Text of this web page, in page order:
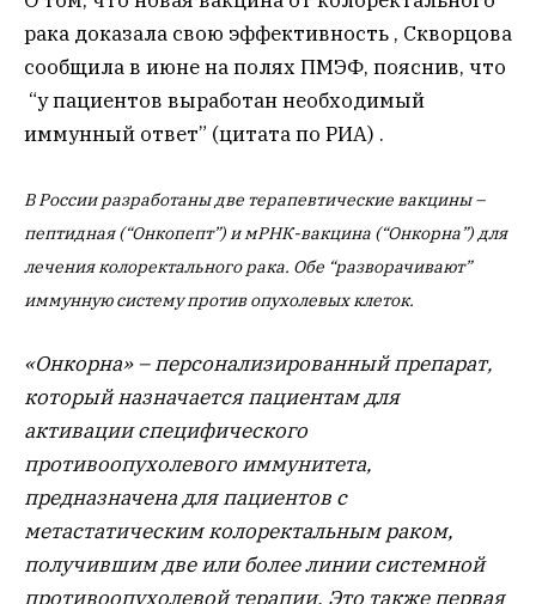
рака доказала свою эффективность , Скворцова
сообщила в июне на полях ПМЭФ, пояснив, что
“у пациентов выработан необходимый
иммунный ответ” (цитата по РИА) .
В России разработаны две терапевтические вакцины –
пептидная (“Онкопепт”) и мРНК-вакцина (“Онкорна”) для
лечения колоректального рака. Обе “разворачивают”
иммунную систему против опухолевых клеток.
«Онкорна» – персонализированный препарат,
который назначается пациентам для
активации специфического
противоопухолевого иммунитета,
предназначена для пациентов с
метастатическим колоректальным раком,
получившим две или более линии системной
противоопухолевой терапии. Это также первая